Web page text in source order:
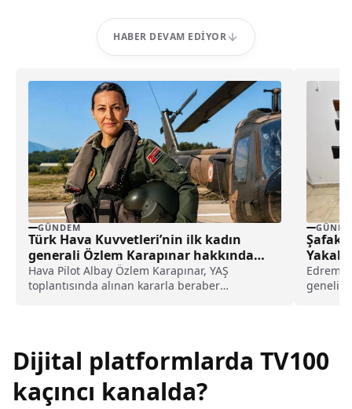
HABER DEVAM EDIYOR
GÜNDEM
Türk Hava Kuvvetleri’nin ilk kadın
generali Özlem Karapınar hakkında
dikkat çeken detay ortaya çıktı
Hava Pilot Albay Özlem Karapınar, YAŞ
toplantısında alınan kararla beraber
Şafak
Dijital platformlarda TV100
kaçıncı kanalda?